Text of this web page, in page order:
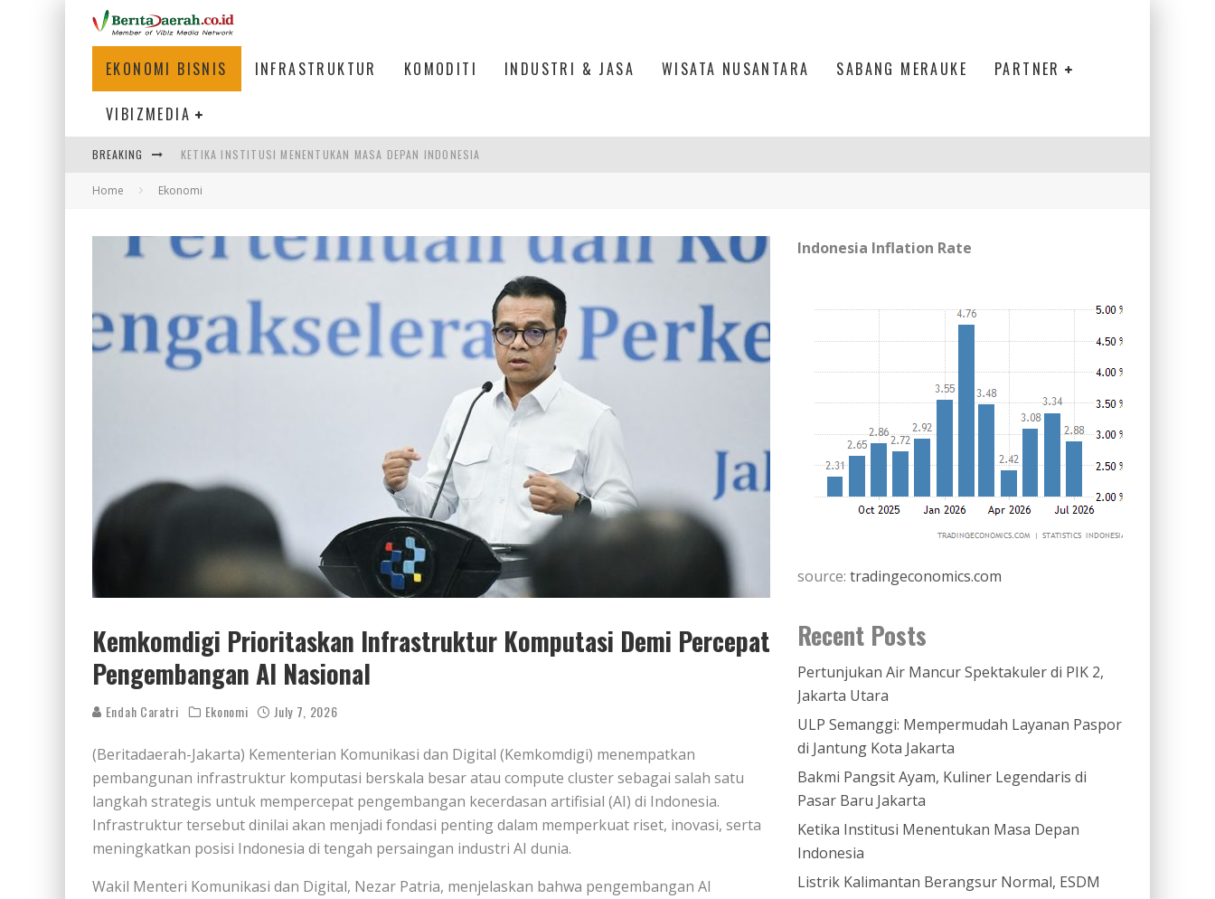
EKONOMI BISNIS INFRASTRUKTUR KOMODITI INDUSTRI & JASA WISATA NUSANTARA SABANG MERAUKE PARTNER
VIBIZMEDIA
BREAKING KETIKA INSTITUSI MENENTUKAN MASA DEPAN INDONESIA
PERTUNJUKAN AIR MANCUR SPEKTAKULER DI PIK 2, JAKARTA UTARA
BAKMI PANGSIT AYAM, KULINER LEGENDARIS DI PASAR BARU JAKARTA
Home Ekonomi
Kemkomdigi Prioritaskan Infrastruktur Komputasi Demi Percepat
Pengembangan AI Nasional
Endah Caratri Ekonomi July 7, 2026
(Beritadaerah-Jakarta) Kementerian Komunikasi dan Digital (Kemkomdigi) menempatkan
pembangunan infrastruktur komputasi berskala besar atau compute cluster sebagai salah satu
langkah strategis untuk mempercepat pengembangan kecerdasan artifisial (AI) di Indonesia.
Infrastruktur tersebut dinilai akan menjadi fondasi penting dalam memperkuat riset, inovasi, serta
meningkatkan posisi Indonesia di tengah persaingan industri AI dunia.
Wakil Menteri Komunikasi dan Digital, Nezar Patria, menjelaskan bahwa pengembangan AI
Indonesia Inflation Rate
source: tradingeconomics.com
Recent Posts
Pertunjukan Air Mancur Spektakuler di PIK 2,
Jakarta Utara
ULP Semanggi: Mempermudah Layanan Paspor
di Jantung Kota Jakarta
Bakmi Pangsit Ayam, Kuliner Legendaris di
Pasar Baru Jakarta
Ketika Institusi Menentukan Masa Depan
Indonesia
Listrik Kalimantan Berangsur Normal, ESDM